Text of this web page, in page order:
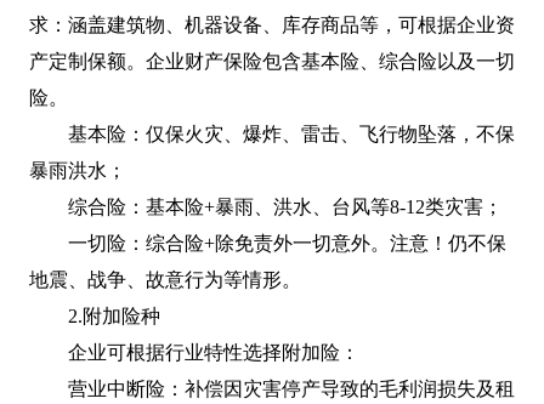
求：涵盖建筑物、机器设备、库存商品等，可根据企业资
产定制保额。企业财产保险包含基本险、综合险以及一切
险。
基本险：仅保火灾、爆炸、雷击、飞行物坠落，不保
暴雨洪水；
综合险：基本险+暴雨、洪水、台风等8-12类灾害；
一切险：综合险+除免责外一切意外。注意！仍不保
地震、战争、故意行为等情形。
2.附加险种
企业可根据行业特性选择附加险：
营业中断险：补偿因灾害停产导致的毛利润损失及租